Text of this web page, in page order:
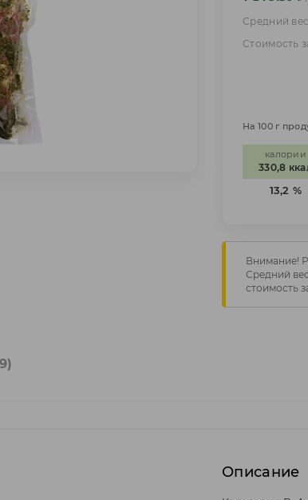
Средний
Стоимость
На 100 г
калории
330,8
13,2 %
Внимание!
Средний
стоимость
Описание